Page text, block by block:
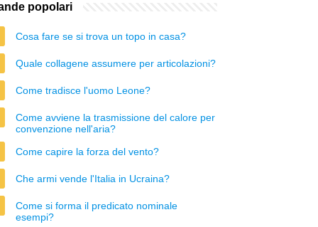
popolari
Cosa fare se si trova un topo in casa?
Quale collagene assumere per articolazioni?
Come tradisce l'uomo Leone?
Come avviene la trasmissione del calore per
convenzione nell'aria?
Come capire la forza del vento?
Che armi vende l'Italia in Ucraina?
Come si forma il predicato nominale
esempi?